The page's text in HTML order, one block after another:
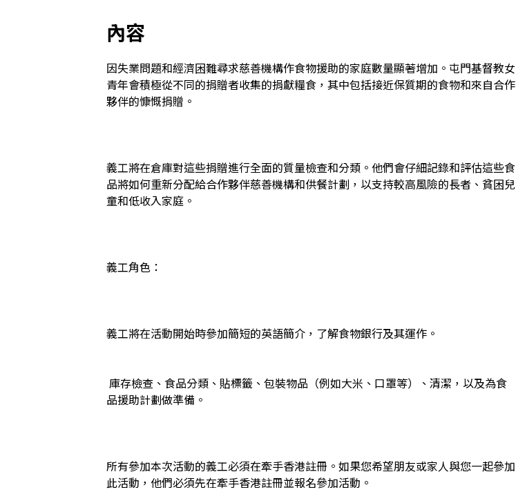
內容
因失業問題和經濟困難尋求慈善機構作食物援助的家庭數量顯著增加。屯門基督教女
青年會積極從不同的捐贈者收集的捐獻糧食，其中包括接近保質期的食物和來自合作
夥伴的慷慨捐贈。
義工將在倉庫對這些捐贈進行全面的質量檢查和分類。他們會仔細記錄和評估這些食
品將如何重新分配給合作夥伴慈善機構和供餐計劃，以支持較高風險的長者、貧困兒
童和低收入家庭。
義工角色：
義工將在活動開始時參加簡短的英語簡介，了解食物銀行及其運作。
品援助計劃做準備。
所有參加本次活動的義工必須在牽手香港註冊。如果您希望朋友或家人與您一起參加
此活動，他們必須先在牽手香港註冊並報名參加活動。